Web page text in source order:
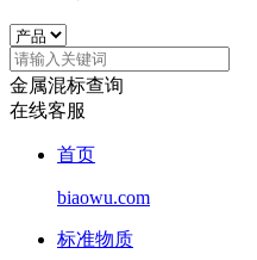
金属混标查询
在线客服
首页
biaowu.com
标准物质